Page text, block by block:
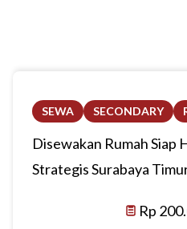
SEWA SECONDARY
Disewakan Rumah Siap
Strategis Surabaya
Rp